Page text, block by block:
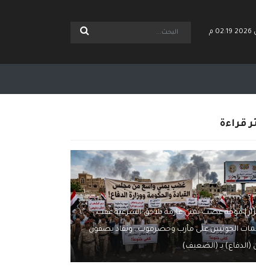
قراءة
| موجة غضب يمني عارمة تلاحق الشرعية عقب
الحوثيين على مأرب وحضرموت.. ونقاد يصفون
(الدفاع) بـ (الضعيف)